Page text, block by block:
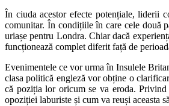
În ciuda acestor efecte potențiale, liderii
comunitar. În condițiile în care cele două
uriașe pentru Londra. Chiar dacă
funcționează complet diferit față de
Evenimentele ce vor urma în Insulele
clasa politică engleză vor obține o
că poziția lor oricum se va eroda. Privind
opoziției laburiste și cum va reuși aceasta